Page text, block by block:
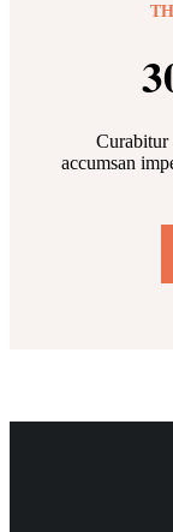
Curabitur
accumsan